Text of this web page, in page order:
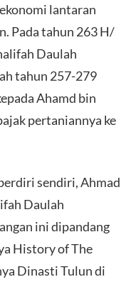
lantaran
Pada tahun 263 H/
Daulah
tahun 257-279
Ahamd bin
pertaniannya ke
sendiri, Ahmad
Daulah
ini dipandang
History of The
Dinasti Tulun di